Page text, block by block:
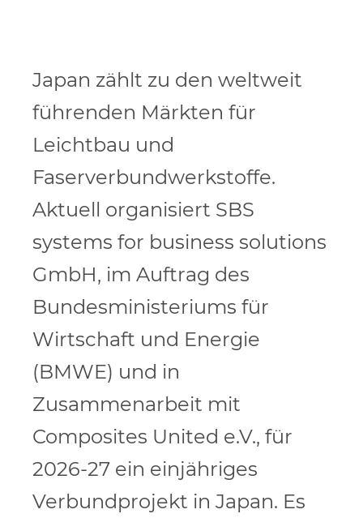
Japan zählt zu den weltweit
führenden Märkten für
Leichtbau und
Faserverbundwerkstoffe.
Aktuell organisiert SBS
systems for business solutions
GmbH, im Auftrag des
Bundesministeriums für
Wirtschaft und Energie
(BMWE) und in
Zusammenarbeit mit
Composites United e.V., für
2026-27 ein einjähriges
Verbundprojekt in Japan. Es